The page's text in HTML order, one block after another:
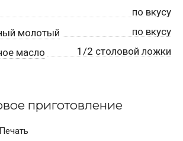
по вкусу
молотый
по вкусу
масло
1/2 столовой ложки
приготовление
Печать